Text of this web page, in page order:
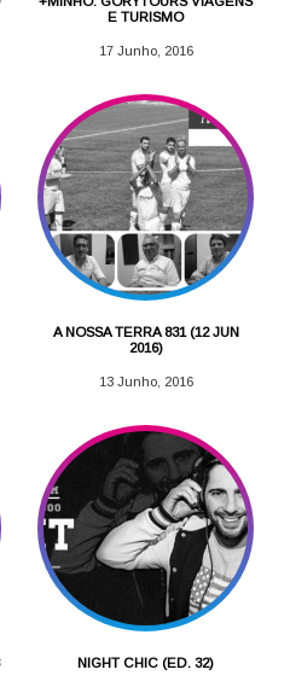
E TURISMO
17 Junho, 2016
A NOSSA TERRA 831 (12 JUN
2016)
13 Junho, 2016
NIGHT CHIC (ED. 32)